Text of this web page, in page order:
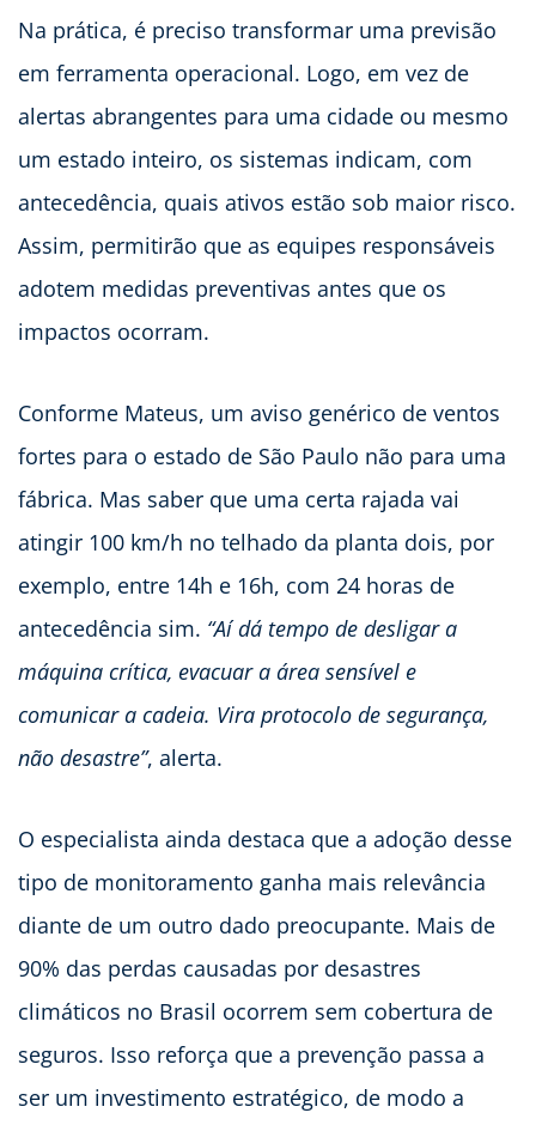
Na prática, é preciso transformar uma previsão
em ferramenta operacional. Logo, em vez de
alertas abrangentes para uma cidade ou mesmo
um estado inteiro, os sistemas indicam, com
antecedência, quais ativos estão sob maior risco.
Assim, permitirão que as equipes responsáveis
adotem medidas preventivas antes que os
impactos ocorram.
Conforme Mateus, um aviso genérico de ventos
fortes para o estado de São Paulo não para uma
fábrica. Mas saber que uma certa rajada vai
atingir 100 km/h no telhado da planta dois, por
exemplo, entre 14h e 16h, com 24 horas de
antecedência sim. “Aí dá tempo de desligar a
máquina crítica, evacuar a área sensível e
comunicar a cadeia. Vira protocolo de segurança,
não desastre”, alerta.
O especialista ainda destaca que a adoção desse
tipo de monitoramento ganha mais relevância
diante de um outro dado preocupante. Mais de
90% das perdas causadas por desastres
climáticos no Brasil ocorrem sem cobertura de
seguros. Isso reforça que a prevenção passa a
ser um investimento estratégico, de modo a